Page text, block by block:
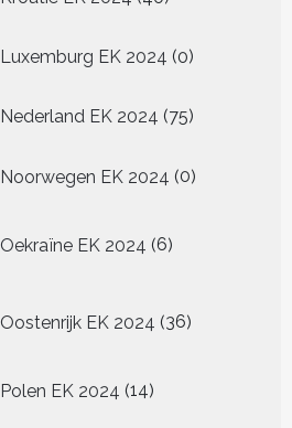
Luxemburg EK 2024 00
Nederland EK 2024 7575
Noorwegen EK 2024 00
Oekraïne EK 2024 6
producten
Oostenrijk EK 2024 36
producten
Polen EK 2024 1414